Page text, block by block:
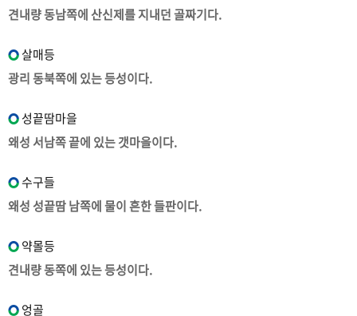
견내량 동남쪽에 산신제를 지내던 골짜기다.
살매등
광리 동북쪽에 있는 등성이다.
성끝땀마을
왜성 서남쪽 끝에 있는 갯마을이다.
수구들
왜성 성끝땀 남쪽에 물이 흔한 들판이다.
약몰등
견내량 동쪽에 있는 등성이다.
엉골